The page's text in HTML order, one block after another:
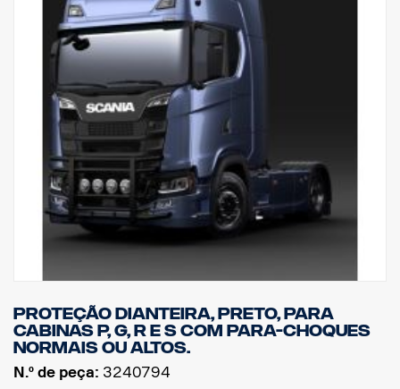
Proteção dianteira, preto, para
cabinas P, G, R e S com para-choques
normais ou altos.
N.º de peça: 3240794